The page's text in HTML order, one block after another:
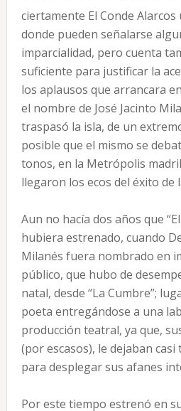
ciertamente El Conde
donde pueden señalarse
imparcialidad, pero cuenta
suficiente para justificar la
los aplausos que arrancara
el nombre de José Jacinto
traspasó la isla, de un
posible que el mismo se
tonos, en la Metrópolis
llegaron los ecos del éxito de
Aun no hacía dos años que
hubiera estrenado, cuando
Milanés fuera nombrado en
público, que hubo de
natal, desde “La Cumbre”;
poeta entregándose a una
producción teatral, ya que,
(por escasos), le dejaban
para desplegar sus afanes
Por este tiempo estrenó en